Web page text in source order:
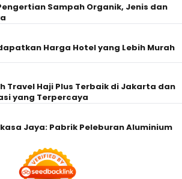
Sampah Organik, Jenis dan
Harga Hotel yang Lebih Murah
Travel Haji Plus Terbaik di Jakarta dan
yang Terpercaya
Jaya: Pabrik Peleburan Aluminium